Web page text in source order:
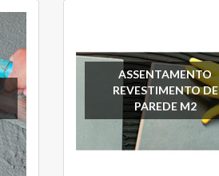
ASSENTAMENTO
REVESTIMENTO DE
PAREDE M2